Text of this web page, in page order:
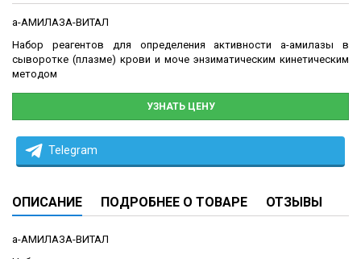
а-АМИЛАЗА-ВИТАЛ
Набор реагентов для определения активности а-амилазы в
сыворотке (плазме) крови и моче энзиматическим кинетическим
методом
УЗНАТЬ ЦЕНУ
Telegram
ОПИСАНИЕ ПОДРОБНЕЕ О ТОВАРЕ ОТЗЫВЫ
а-АМИЛАЗА-ВИТАЛ